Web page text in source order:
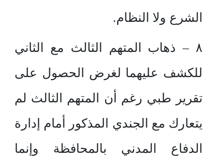
الشرع ولا النظام.
٨ – ذهاب المتهم الثالث مع الثاني
للكشف عليهما لغرض الحصول على
تقرير طبي رغم أن المتهم الثالث لم
يتعارك مع الجندي المذكور أمام إدارة
الدفاع المدني بالمحافظة وإنما